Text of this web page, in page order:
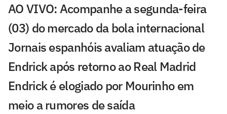
AO VIVO: Acompanhe a segunda-feira
(03) do mercado da bola internacional
Jornais espanhóis avaliam atuação de
Endrick após retorno ao Real Madrid
Endrick é elogiado por Mourinho em
meio a rumores de saída